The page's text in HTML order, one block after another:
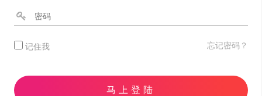
记住我 忘记密码？
马上登陆